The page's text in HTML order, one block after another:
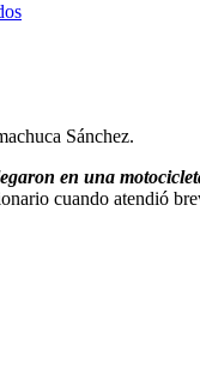
Sánchez.
en una
cuando atendió